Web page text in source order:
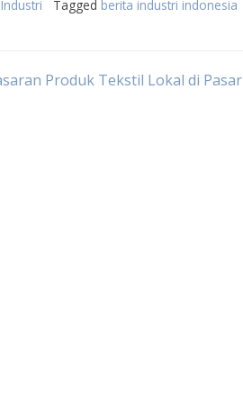
Tagged berita industri indonesia
Produk Tekstil Lokal di Pasar